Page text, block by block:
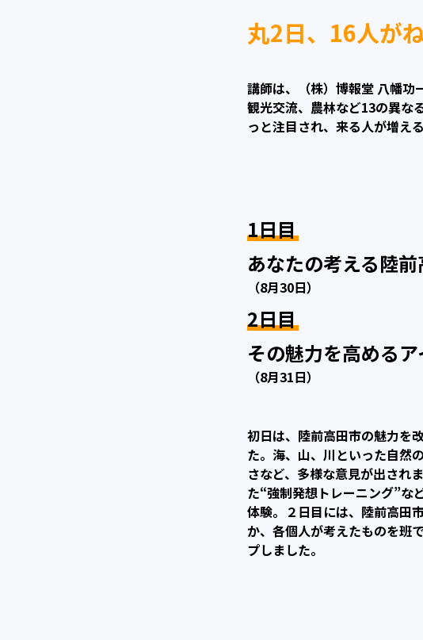
丸2日、16人が
講師は、（株）博報堂 八幡功
観光交流、農林など13の異な
っと注目され、来る人が増え
1日目
あなたの考える陸
（8月30日）
2日目
その魅力を高める
（8月31日）
初日は、陸前高田市の魅力を
た。海、山、川といった自然
さなど、多様な意見が出され
た“強制発想トレーニング”な
体験。２日目には、陸前高田
か、各個人が考えたものを班
プしました。